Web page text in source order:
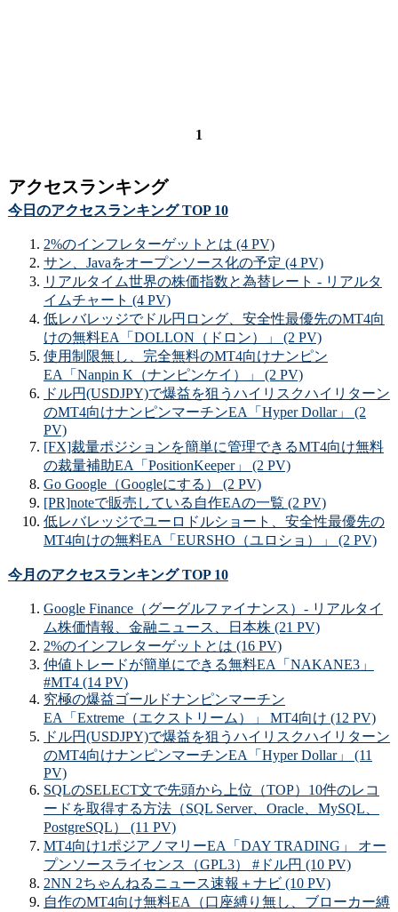
1
アクセスランキング
今日のアクセスランキング TOP 10
2%のインフレターゲットとは (4 PV)
サン、Javaをオープンソース化の予定 (4 PV)
リアルタイム世界の株価指数と為替レート - リアルタ
イムチャート (4 PV)
低レバレッジでドル円ロング、安全性最優先のMT4向
けの無料EA「DOLLON（ドロン）」 (2 PV)
使用制限無し、完全無料のMT4向けナンピン
EA「Nanpin K（ナンピンケイ）」 (2 PV)
ドル円(USDJPY)で爆益を狙うハイリスクハイリターン
のMT4向けナンピンマーチンEA「Hyper Dollar」 (2
PV)
[FX]裁量ポジションを簡単に管理できるMT4向け無料
の裁量補助EA「PositionKeeper」 (2 PV)
Go Google（Googleにする） (2 PV)
[PR]noteで販売している自作EAの一覧 (2 PV)
低レバレッジでユーロドルショート、安全性最優先の
MT4向けの無料EA「EURSHO（ユロショ）」 (2 PV)
今月のアクセスランキング TOP 10
Google Finance（グーグルファイナンス）- リアルタイ
ム株価情報、金融ニュース、日本株 (21 PV)
2%のインフレターゲットとは (16 PV)
仲値トレードが簡単にできる無料EA「NAKANE3」
#MT4 (14 PV)
究極の爆益ゴールドナンピンマーチン
EA「Extreme（エクストリーム）」 MT4向け (12 PV)
ドル円(USDJPY)で爆益を狙うハイリスクハイリターン
のMT4向けナンピンマーチンEA「Hyper Dollar」 (11
PV)
SQLのSELECT文で先頭から上位（TOP）10件のレコ
ードを取得する方法（SQL Server、Oracle、MySQL、
PostgreSQL） (11 PV)
MT4向け1ポジアノマリーEA「DAY TRADING」 オー
プンソースライセンス（GPL3） #ドル円 (10 PV)
2NN 2ちゃんねるニュース速報＋ナビ (10 PV)
自作のMT4向け無料EA（口座縛り無し、ブローカー縛